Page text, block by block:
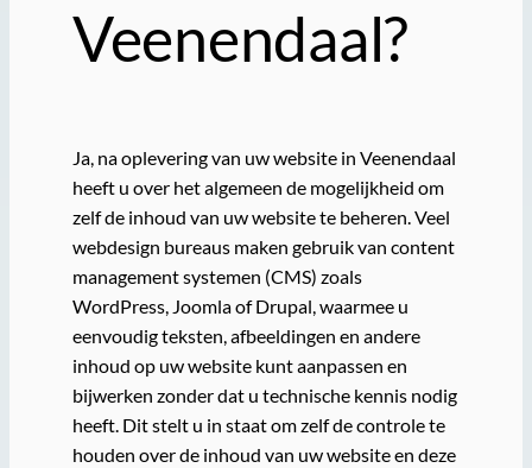
Veenendaal?
Ja, na oplevering van uw website in Veenendaal
heeft u over het algemeen de mogelijkheid om
zelf de inhoud van uw website te beheren. Veel
webdesign bureaus maken gebruik van content
management systemen (CMS) zoals
WordPress, Joomla of Drupal, waarmee u
eenvoudig teksten, afbeeldingen en andere
inhoud op uw website kunt aanpassen en
bijwerken zonder dat u technische kennis nodig
heeft. Dit stelt u in staat om zelf de controle te
houden over de inhoud van uw website en deze